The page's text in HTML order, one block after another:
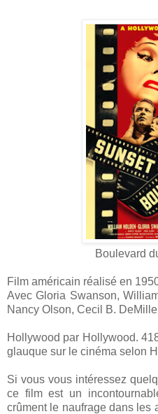
Boulevard
Film américain réalisé en
Avec Gloria Swanson,
Nancy Olson, Cecil B.
Hollywood par Hollywood.
glauque sur le cinéma selon
Si vous vous intéressez
ce film est un
crûment le naufrage dans les